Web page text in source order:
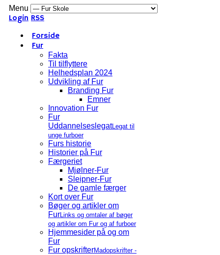
Menu
Login RSS
Forside
Fur
Fakta
Til tilflyttere
Helhedsplan 2024
Udvikling af Fur
Branding Fur
Emner
Innovation Fur
Fur
UddannelseslegatLegat til
unge furboer
Furs historie
Historier på Fur
Færgeriet
Mjølner-Fur
Sleipner-Fur
De gamle færger
Kort over Fur
Bøger og artikler om
FurLinks og omtaler af bøger
og artikler om Fur og af furboer
Hjemmesider på og om
Fur
Fur opskrifterMadopskrifter -